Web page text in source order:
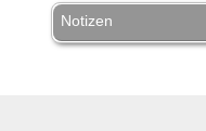
Notizen